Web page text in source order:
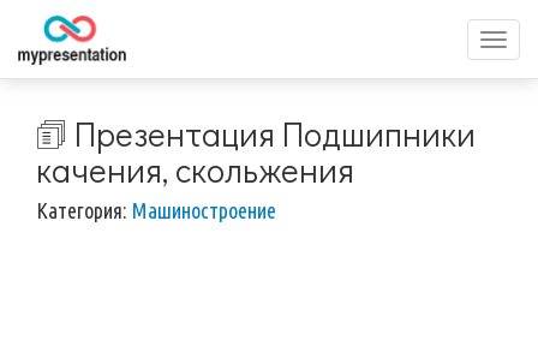
меню
🗊 Презентация Подшипники
качения, скольжения
Категория: Машиностроение